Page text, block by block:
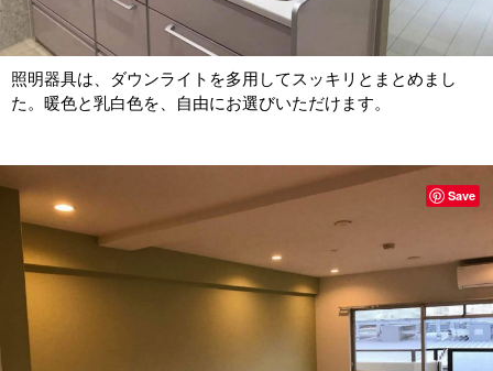
照明器具は、ダウンライトを多用してスッキリとまとめまし
た。暖色と乳白色を、自由にお選びいただけます。
Save